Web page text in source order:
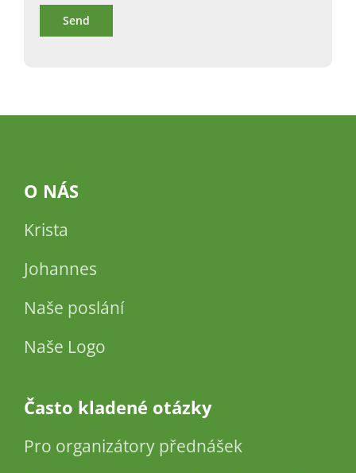
O NÁS
Krista
Johannes
Naše poslání
Naše Logo
Často kladené otázky
Pro organizátory přednášek